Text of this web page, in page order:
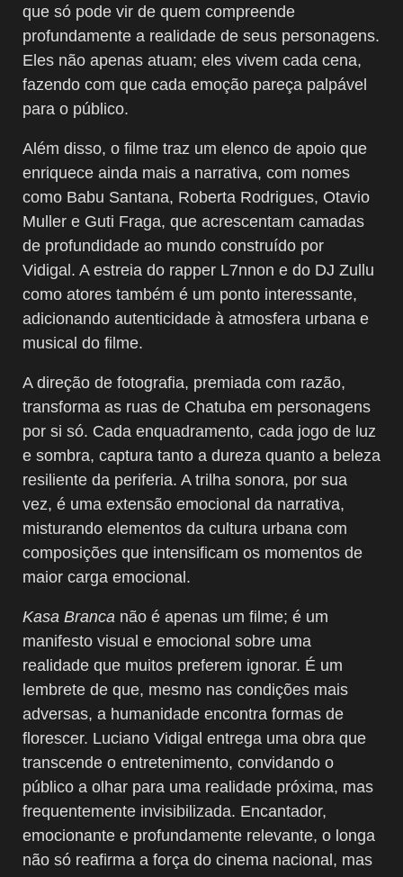
que só pode vir de quem compreende
profundamente a realidade de seus personagens.
Eles não apenas atuam; eles vivem cada cena,
fazendo com que cada emoção pareça palpável
para o público.
Além disso, o filme traz um elenco de apoio que
enriquece ainda mais a narrativa, com nomes
como Babu Santana, Roberta Rodrigues, Otavio
Muller e Guti Fraga, que acrescentam camadas
de profundidade ao mundo construído por
Vidigal. A estreia do rapper L7nnon e do DJ Zullu
como atores também é um ponto interessante,
adicionando autenticidade à atmosfera urbana e
musical do filme.
A direção de fotografia, premiada com razão,
transforma as ruas de Chatuba em personagens
por si só. Cada enquadramento, cada jogo de luz
e sombra, captura tanto a dureza quanto a beleza
resiliente da periferia. A trilha sonora, por sua
vez, é uma extensão emocional da narrativa,
misturando elementos da cultura urbana com
composições que intensificam os momentos de
maior carga emocional.
Kasa Branca não é apenas um filme; é um
manifesto visual e emocional sobre uma
realidade que muitos preferem ignorar. É um
lembrete de que, mesmo nas condições mais
adversas, a humanidade encontra formas de
florescer. Luciano Vidigal entrega uma obra que
transcende o entretenimento, convidando o
público a olhar para uma realidade próxima, mas
frequentemente invisibilizada. Encantador,
emocionante e profundamente relevante, o longa
não só reafirma a força do cinema nacional, mas